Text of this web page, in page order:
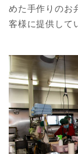
めた手作りのお
客様に提供して